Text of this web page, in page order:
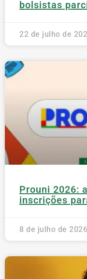
bolsistas
22 de julho de
Prouni 2026:
inscrições
8 de julho de 2026